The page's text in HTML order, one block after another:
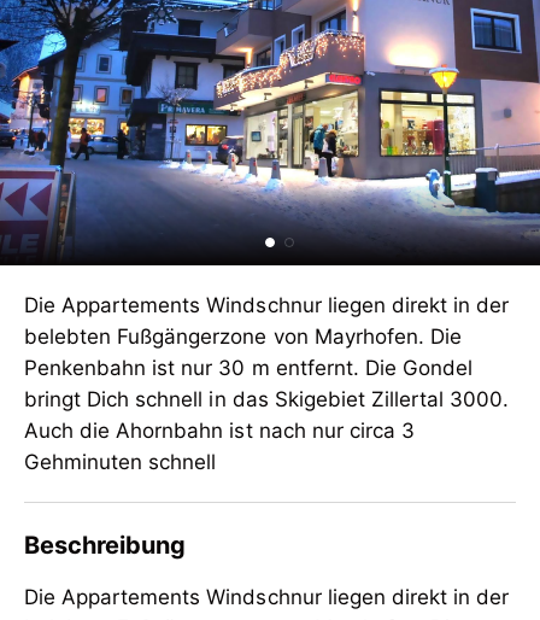
Die Appartements Windschnur liegen direkt in der
belebten Fußgängerzone von Mayrhofen. Die
Penkenbahn ist nur 30 m entfernt. Die Gondel
bringt Dich schnell in das Skigebiet Zillertal 3000.
Auch die Ahornbahn ist nach nur circa 3
Gehminuten schnell
Beschreibung
Die Appartements Windschnur liegen direkt in der